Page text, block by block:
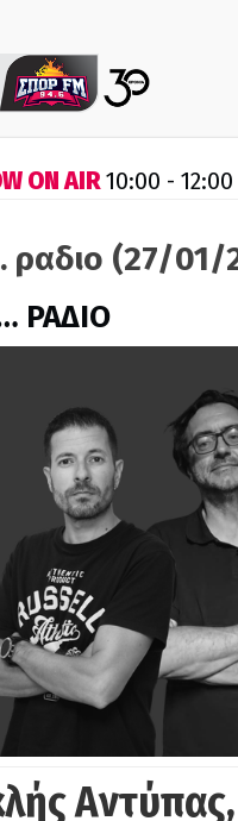
ON AIR10:00 -
ραδιο (27/01/
ΡΑΔΙΟ
Αντύπας,